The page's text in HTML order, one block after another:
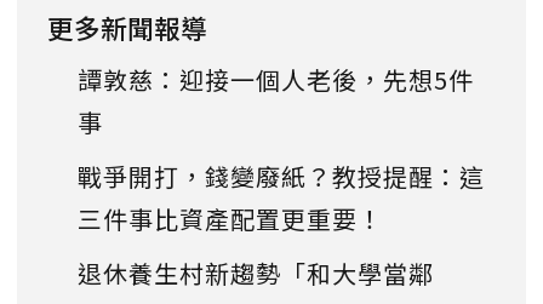
更多新聞報導
譚敦慈：迎接一個人老後，先想5件
事
戰爭開打，錢變廢紙？教授提醒：這
三件事比資產配置更重要！
退休養生村新趨勢「和大學當鄰